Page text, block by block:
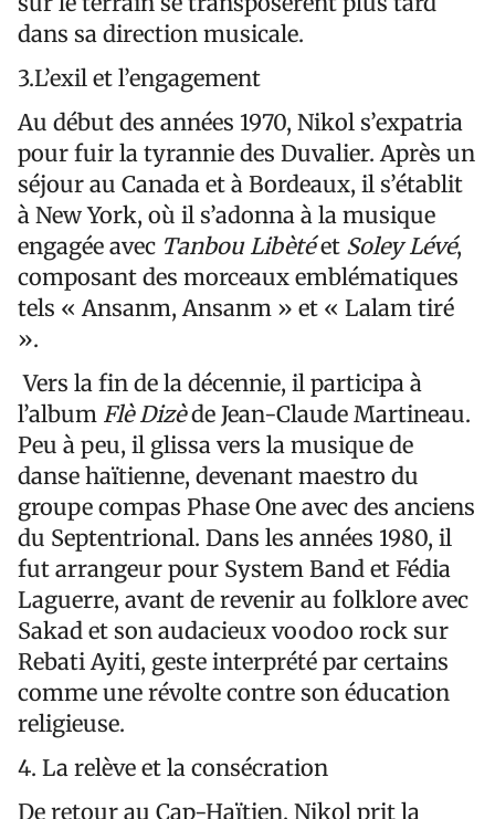
dans sa direction musicale.
3.L’exil et l’engagement
Au début des années 1970, Nikol s’expatria
pour fuir la tyrannie des Duvalier. Après un
séjour au Canada et à Bordeaux, il s’établit
à New York, où il s’adonna à la musique
engagée avec Tanbou Libètéet Soley Lévé,
composant des morceaux emblématiques
tels « Ansanm, Ansanm » et « Lalam tiré
».
Vers la fin de la décennie, il participa à
l’album Flè Dizède Jean-Claude Martineau.
Peu à peu, il glissa vers la musique de
danse haïtienne, devenant maestro du
groupe compas Phase One avec des anciens
du Septentrional. Dans les années 1980, il
fut arrangeur pour System Band et Fédia
Laguerre, avant de revenir au folklore avec
Sakad et son audacieux voodoo rock sur
Rebati Ayiti, geste interprété par certains
comme une révolte contre son éducation
religieuse.
4. La relève et la consécration
De retour au Cap-Haïtien, Nikol prit la